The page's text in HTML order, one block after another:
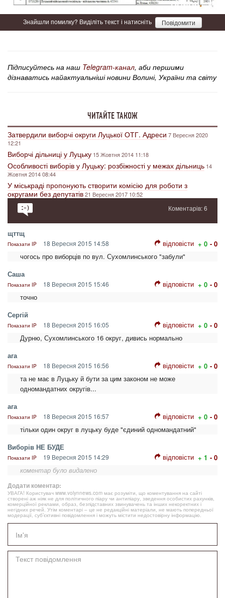
Знайшли помилку? Виділіть текст і натисніть Повідомити
Підписуйтесь на наш Telegram-канал, аби першими
дізнаватись найактуальніші новини Волині, України та світу
ЧИТАЙТЕ ТАКОЖ
Затвердили виборчі округи Луцької ОТГ. Адреси 7 Вересня 2020
12:21
Виборчі дільниці у Луцьку 15 Жовтня 2014 11:18
Особливості виборів у Луцьку: розбіжності у межах дільниць 14
Жовтня 2014 08:44
У міськраді пропонують створити комісію для роботи з
округами без депутатів21 Вересня 2017 10:52
Коментарів: 6
щттщ
Показати IP 18 Вересня 2015 14:58 відповісти + 0 - 0
чогось про виборців по вул. Сухомлинського "забули"
Саша
Показати IP 18 Вересня 2015 15:46 відповісти + 0 - 0
точно
Сергій
Показати IP 18 Вересня 2015 16:05 відповісти + 0 - 0
Дурню, Сухомлинського 16 округ, дивись нормально
ага
Показати IP 18 Вересня 2015 16:56 відповісти + 0 - 0
та не має в Луцьку й бути за цим законом не може
одномандатних округів...
ага
Показати IP 18 Вересня 2015 16:57 відповісти + 0 - 0
тільки один округ в луцьку буде "єдиний одномандатний"
Виборів НЕ БУДЕ
Показати IP 19 Вересня 2015 14:29 відповісти + 1 - 0
коментар було видалено
Додати коментар:
УВАГА! Користувач www.volynnews.com має розуміти, що коментування на сайті
створені аж ніяк не для політичного піару чи антипіару, зведення особистих рахунків,
комерційної реклами, образ, безпідставних звинувачень та інших некоректних і
негідних речей. Утім коментарі – це не редакційні матеріали, не мають попередньої
модерації, суб’єктивні повідомлення і можуть містити недостовірну інформацію.